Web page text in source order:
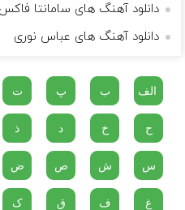
دانلود آهنگ های سامانتا فاکس
دانلود آهنگ های عباس نوری
الف ب پ ت
ح خ د ذ
س ش ص ض
غ ف ق ک